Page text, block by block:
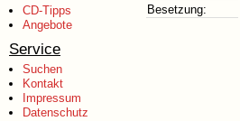
CD-Tipps
Angebote
Service
Suchen
Kontakt
Impressum
Datenschutz
Besetzung: